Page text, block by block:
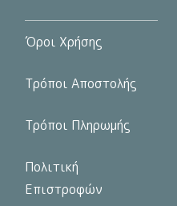
Όροι Χρήσης
Τρόποι Αποστολής
Τρόποι Πληρωμής
Πολιτική
Επιστροφών